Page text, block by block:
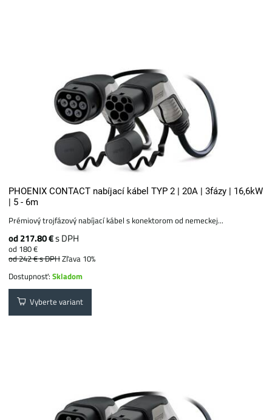
PHOENIX CONTACT nabíjací kábel TYP 2 | 20A | 3fázy | 16,6kW
| 5 - 6m
Prémiový trojfázový nabíjací kábel s konektorom od nemeckej...
od 217.80 €s DPH
od 180 €
od 242 €s DPHZľava 10%
Dostupnosť:Skladom
Vyberte variant